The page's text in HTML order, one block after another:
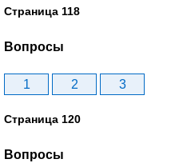
Страница 118
Вопросы
1 2 3
Страница 120
Вопросы